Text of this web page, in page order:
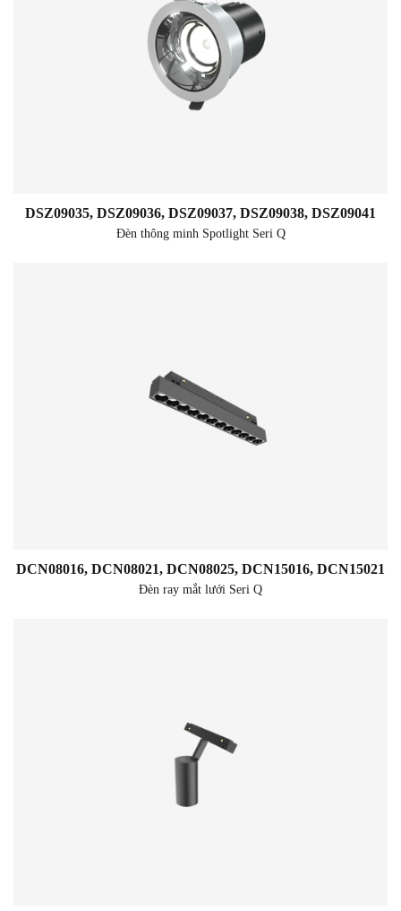
DSZ09035, DSZ09036, DSZ09037, DSZ09038, DSZ09041
Đèn thông minh Spotlight Seri Q
DCN08016, DCN08021, DCN08025, DCN15016, DCN15021
Đèn ray mắt lưới Seri Q